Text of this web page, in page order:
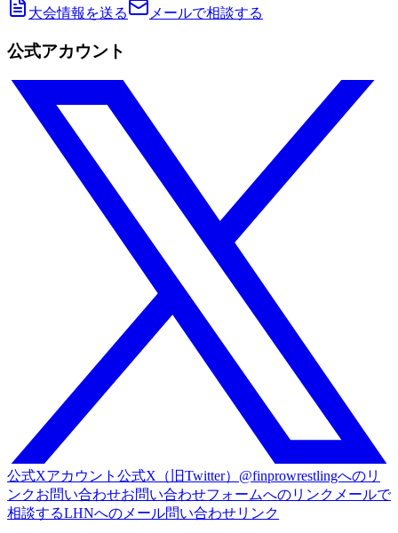
大会情報を送る
メールで相談する
公式アカウント
公式Xアカウント 公式X（旧Twitter）@finprowrestlingへのリ
ンクお問い合わせお問い合わせフォームへのリンク メールで
相談するLHNへのメール問い合わせリンク